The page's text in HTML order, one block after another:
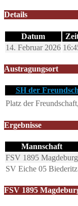
Details
Datum
14. Februar 2026
Austragungsort
SH der
Platz der
Ergebnisse
Mannschaft
FSV 1895 Magdeburg
SV Eiche 05 Biederitz
FSV 1895